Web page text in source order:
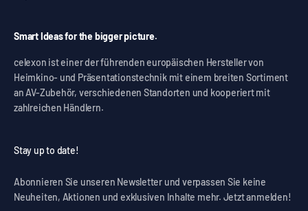
Smart Ideas for the bigger picture.
celexon ist einer der führenden europäischen Hersteller von
Heimkino- und Präsentationstechnik mit einem breiten Sortiment
an AV-Zubehör, verschiedenen Standorten und kooperiert mit
zahlreichen Händlern.
Stay up to date!
Abonnieren Sie unseren Newsletter und verpassen Sie keine
Neuheiten, Aktionen und exklusiven Inhalte mehr. Jetzt anmelden!